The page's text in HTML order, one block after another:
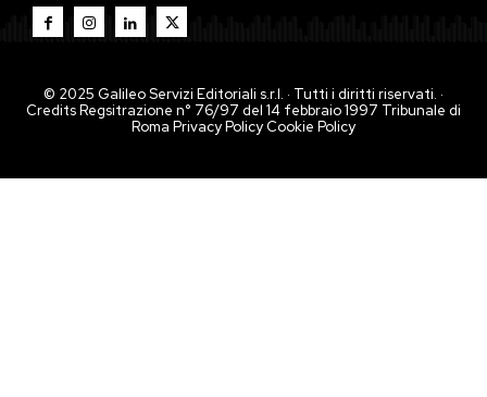
© 2025 Galileo Servizi Editoriali s.r.l. · Tutti i diritti riservati. ·
Credits Regsitrazione n° 76/97 del 14 febbraio 1997 Tribunale di
Roma Privacy PolicyCookie Policy